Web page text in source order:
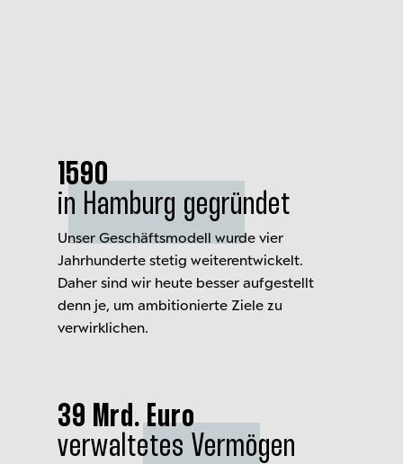
1590
in Hamburg gegründet
Unser Geschäftsmodell wurde vier
Jahrhunderte stetig weiterentwickelt.
Daher sind wir heute besser aufgestellt
denn je, um ambitionierte Ziele zu
verwirklichen.
39 Mrd. Euro
verwaltetes Vermögen